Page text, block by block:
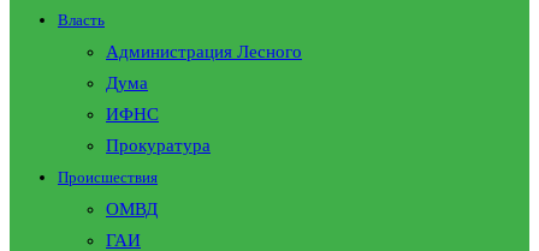
Власть
Администрация Лесного
Дума
ИФНС
Прокуратура
Происшествия
ОМВД
ГАИ